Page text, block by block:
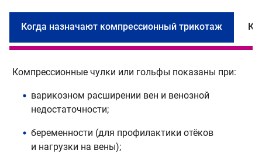
Когда назначают компрессионный трикотаж
Компрессионные чулки или гольфы показаны при:
варикозном расширении вен и венозной
недостаточности;
беременности (для профилактики отёков
и нагрузки на вены);